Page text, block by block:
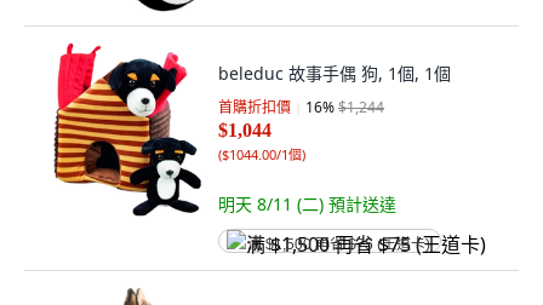
beleduc 故事手偶 狗, 1個, 1個
首購折扣價 16%$1,244
$1,044
($1044.00/1個)
明天 8/11 (二) 預計送達
满 $1,500 再省 $75 (王道卡)